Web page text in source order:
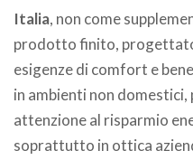
Italia, non come
prodotto finito,
esigenze di comfort e
in ambienti non
attenzione al risparmio
soprattutto in ottica